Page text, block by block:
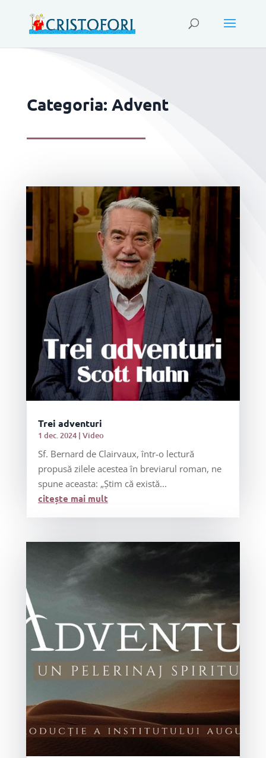
Categoria: Advent
Trei adventuri
1 dec. 2024| Video
Sf. Bernard de Clairvaux, într-o lectură
propusă zilele acestea în breviarul roman, ne
spune aceasta: „Știm că există...
citește mai mult